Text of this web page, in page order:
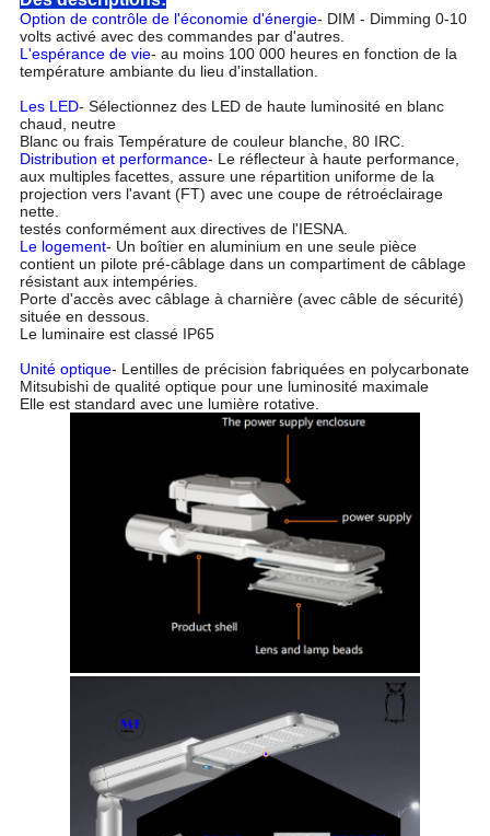
Option de contrôle de l'économie d'énergie- DIM - Dimming 0-10
volts activé avec des commandes par d'autres.
L'espérance de vie- au moins 100 000 heures en fonction de la
température ambiante du lieu d'installation.
Les LED- Sélectionnez des LED de haute luminosité en blanc
chaud, neutre
Blanc ou frais Température de couleur blanche, 80 IRC.
Distribution et performance- Le réflecteur à haute performance,
aux multiples facettes, assure une répartition uniforme de la
projection vers l'avant (FT) avec une coupe de rétroéclairage
nette.
testés conformément aux directives de l'IESNA.
Le logement- Un boîtier en aluminium en une seule pièce
contient un pilote pré-câblage dans un compartiment de câblage
résistant aux intempéries.
Porte d'accès avec câblage à charnière (avec câble de sécurité)
située en dessous.
Le luminaire est classé IP65
Unité optique- Lentilles de précision fabriquées en polycarbonate
Mitsubishi de qualité optique pour une luminosité maximale
Elle est standard avec une lumière rotative.